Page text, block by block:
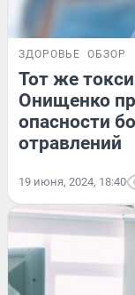
ЗДОРОВЬЕ ОБЗОР
Тот же
Онищенко
опасности
отравлений
19 июня, 2024, 18:40